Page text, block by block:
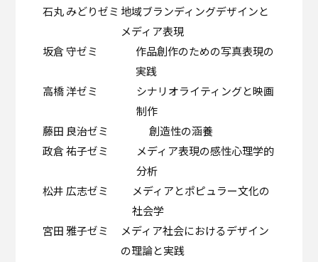
石丸 みどりゼミ 地域ブランディングデザインと
メディア表現
坂倉 守ゼミ
作品創作のための写真表現の
実践
高橋 洋ゼミ
シナリオライティングと映画
制作
藤田 良治ゼミ
創造性の涵養
政倉 祐子ゼミ
メディア表現の感性心理学的
分析
松井 広志ゼミ
メディアとポピュラー文化の
社会学
宮田 雅子ゼミ
メディア社会におけるデザイン
の理論と実践